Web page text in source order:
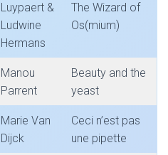
Luypaert &
Ludwine
Hermans
The Wizard of
Os(mium)
Manou
Parrent
Beauty and the
yeast
Marie Van
Dijck
Ceci n’est pas
une pipette